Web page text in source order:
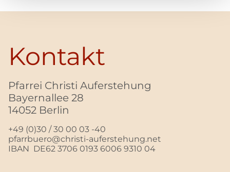
Kontakt
Pfarrei Christi Auferstehung
Bayernallee 28
14052 Berlin
+49 (0)30 / 30 00 03 -40
pfarrbuero@christi-auferstehung.net
IBAN DE62 3706 0193 6006 9310 04